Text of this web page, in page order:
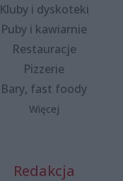
Kluby i dyskoteki
Puby i kawiarnie
Restauracje
Pizzerie
Bary, fast foody
Więcej
Redakcja